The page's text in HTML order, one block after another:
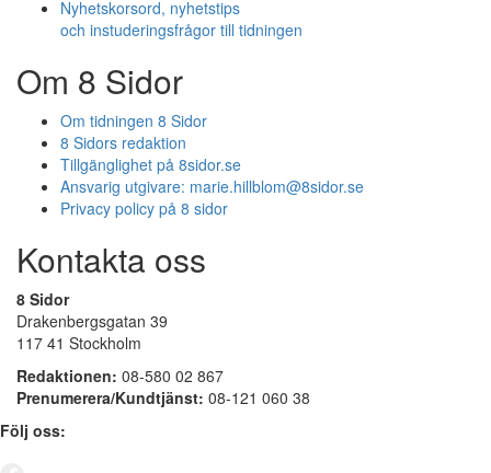
Nyhetskorsord, nyhetstips
och instuderingsfrågor till tidningen
Om 8 Sidor
Om tidningen 8 Sidor
8 Sidors redaktion
Tillgänglighet på 8sidor.se
Ansvarig utgivare: marie.hillblom@8sidor.se
Privacy policy på 8 sidor
Kontakta oss
8 Sidor
Drakenbergsgatan 39
117 41 Stockholm
Redaktionen: 08-580 02 867
Prenumerera/Kundtjänst: 08-121 060 38
Följ oss: